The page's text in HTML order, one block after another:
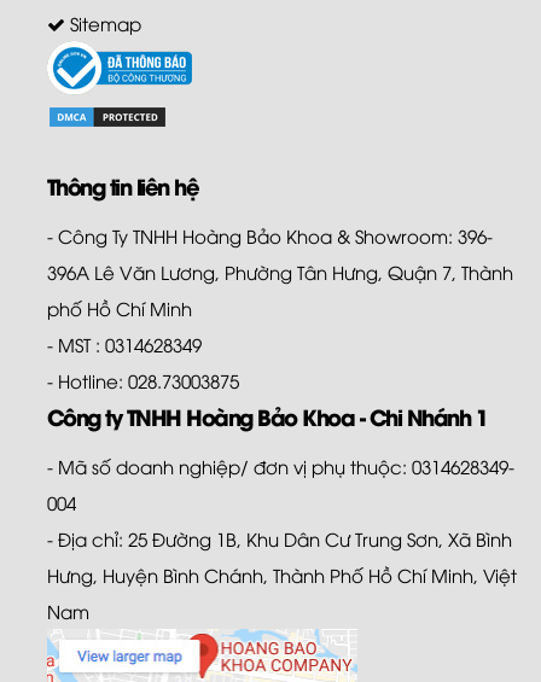
Sitemap
Thông tin liên hệ
- Công Ty TNHH Hoàng Bảo Khoa & Showroom: 396-
396A Lê Văn Lương, Phường Tân Hưng, Quận 7, Thành
phố Hồ Chí Minh
- MST : 0314628349
- Hotline: 028.73003875
Công ty TNHH Hoàng Bảo Khoa - Chi Nhánh 1
- Mã số doanh nghiệp/ đơn vị phụ thuộc: 0314628349-
004
- Địa chỉ: 25 Đường 1B, Khu Dân Cư Trung Sơn, Xã Bình
Hưng, Huyện Bình Chánh, Thành Phố Hồ Chí Minh, Việt
Nam